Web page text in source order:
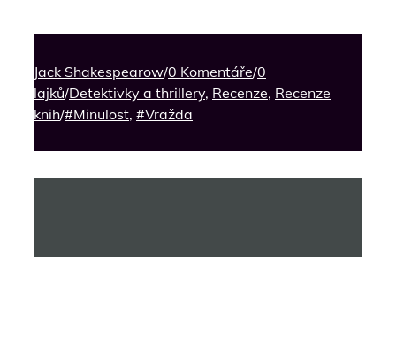
Jack Shakespearow/0 Komentáře/0
lajků/Detektivky a thrillery, Recenze, Recenze
knih/#Minulost, #Vražda